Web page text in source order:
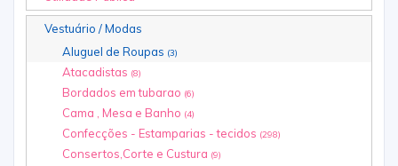
Vestuário / Modas
Aluguel de Roupas (3)
Atacadistas (8)
Bordados em tubarao (6)
Cama , Mesa e Banho (4)
Confecções - Estamparias - tecidos (298)
Consertos,Corte e Custura (9)